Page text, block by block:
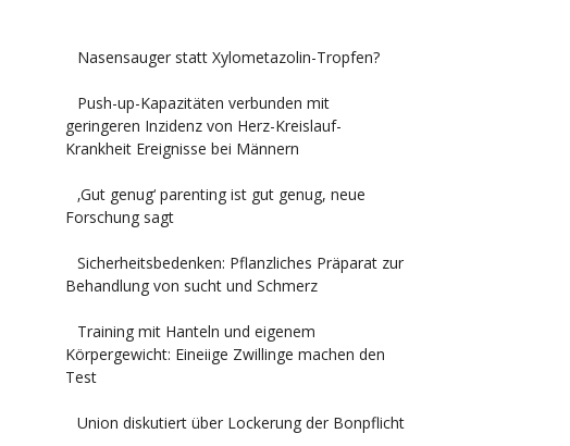
Nasensauger statt Xylometazolin-Tropfen?
Push-up-Kapazitäten verbunden mit
geringeren Inzidenz von Herz-Kreislauf-
Krankheit Ereignisse bei Männern
‚Gut genug‘ parenting ist gut genug, neue
Forschung sagt
Sicherheitsbedenken: Pflanzliches Präparat zur
Behandlung von sucht und Schmerz
Training mit Hanteln und eigenem
Körpergewicht: Eineiige Zwillinge machen den
Test
Union diskutiert über Lockerung der Bonpflicht